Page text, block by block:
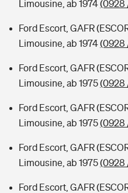
Limousine, ab 1974(0928
Ford Escort, GAFR
Limousine, ab 1974(0928
Ford Escort, GAFR
Limousine, ab 1975(0928
Ford Escort, GAFR
Limousine, ab 1975(0928
Ford Escort, GAFR
Limousine, ab 1975(0928
Ford Escort, GAFR